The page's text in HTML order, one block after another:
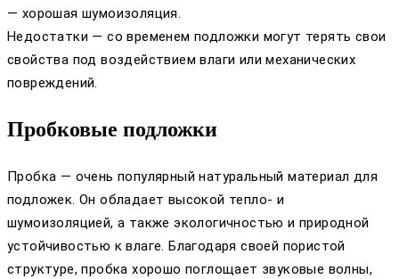
— хорошая шумоизоляция.
Недостатки — со временем подложки могут терять свои
свойства под воздействием влаги или механических
повреждений.
Пробковые подложки
Пробка — очень популярный натуральный материал для
подложек. Он обладает высокой тепло- и
шумоизоляцией, а также экологичностью и природной
устойчивостью к влаге. Благодаря своей пористой
структуре, пробка хорошо поглощает звуковые волны,